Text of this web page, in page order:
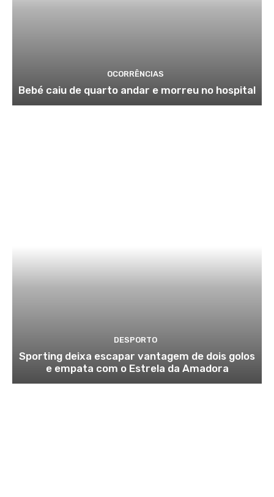
OCORRÊNCIAS
Bebé caiu de quarto andar e morreu no hospital
DESPORTO
Sporting deixa escapar vantagem de dois golos
e empata com o Estrela da Amadora